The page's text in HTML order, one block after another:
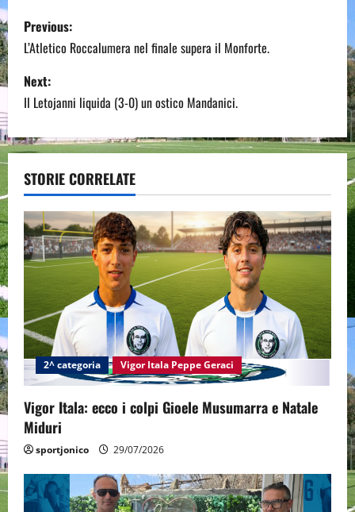
P
o
s
t
n
a
v
i
g
a
t
i
o
n
Previous:
L’Atletico Roccalumera nel finale supera il Monforte.
Next:
Il Letojanni liquida (3-0) un ostico Mandanici.
STORIE CORRELATE
2^ categoria Vigor Itala Peppe Geraci
Vigor Itala: ecco i colpi Gioele Musumarra e Natale
Miduri
sportjonico 29/07/2026